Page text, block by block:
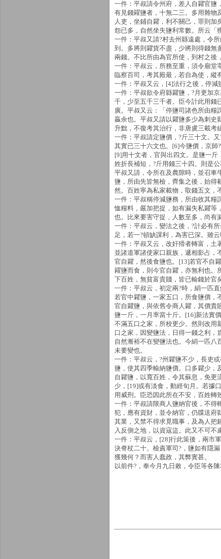
一件：平叔請令州府，差人自糶官鹽
有見錢糴鹽者，十無二三。多用雜物
人吏，坐鋪自糶，利不關己，罪則
怨已多，自然坐失鹽利常數。所云「
一件：平叔又請?村去州縣遠處，令
到。多將則糶貨不盡，少將則得錢無
兩錢。不比所由為官所使，到村之後
一件：平叔云，所務至重，須令廟堂
臨察百司，考其殿最，若自為使，縱
一件：平叔又云，[4]法行之後，停
一件：平叔欲令府縣糶鹽，?月更加
千，少至五千三千者。臣今計此用錢
廣。平叔又云：「停鹽司諸色所由
贏余也。平叔又請以糶鹽多少為刺史
升黜，不復考其治行，非唐虞三載考
一件：平叔請定鹽價，?斤三十文。
其實已三十六文也。[6]今鹽價，京
[9]用十文者，官與出四文。是鹽一
姓折長補短，?斤用錢三十四。則是
平叔又請，令所在及農隙時，並召車
鹽，所由先皆無檢，齊集之後，始得
然。百姓寧為私家載物，取錢五文，
一件：平叔稱停減鹽務，所由收其糧
恤糧料，嚴加把捉，如有漏失私糶等
也。比來要害守捉，人數至多，尚有
一件：平叔云，變法之後，?計必有
足，若一?頓缺課利，為害已深。雖
一件：平叔又云，改奸猾者轉富，土
並諸道軍諸使家口親族，遞相影占，
官自糶，然後食鹽也。[13]若官不自
糴鹽而食，則今官自糶，亦無利也。
下百姓，無貧富貴賤，皆已輸錢於官
一件：平叔云，初定兩?時，絹一匹
若官中糶鹽，一家五口，所食鹽價，
官自糶鹽，與依舊令商人糶，其價貴
鹽一斤，一月率當十斤。[16]新法實
不滿五口之家，所校更少。然則改用
口之家，因變鹽法，日得一錢之利，
自然漸裕不在變鹽法也。今絹一匹八
未要變也。
一件：平叔云，?州糶鹽不少，長吏
鹽，使其四季輸納鹽價。口多糶少
自糶鹽，以寬百姓，令其蘇息，免更
少，[19]或有淡食，動經旬月。若據
用威刑。臣恐因此所在不安，百姓轉
一件：平叔請限商人鹽納官後，不得
犯，應有資財，並令納官，仍牒送府
其業，又禁不得求覓職事，及為人把
入反側之地，以資寇盜。此又不可不
一件：平叔云，[28]行此策後，兩市
決脊杖二十。檢責軍司?，鹽如有隱
獲幾何？而害人蠢政，其弊實甚。
以前件?，奉今月九日敕，令臣等各